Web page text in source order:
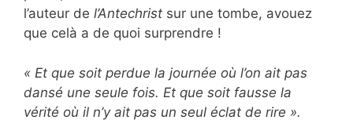
l’auteur de l’Antechrist sur une tombe, avouez
que celà a de quoi surprendre !
« Et que soit perdue la journée où l’on ait pas
dansé une seule fois. Et que soit fausse la
vérité où il n’y ait pas un seul éclat de rire ».